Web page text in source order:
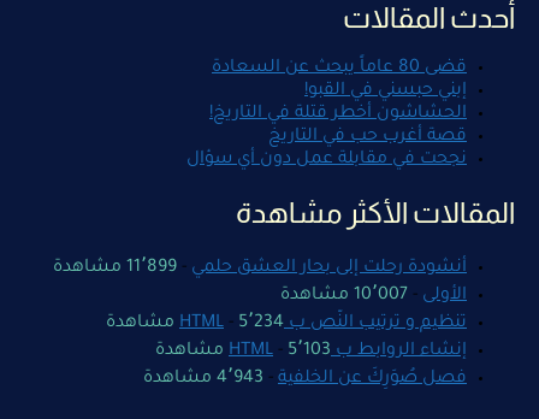
أحدث المقالات
قضى 80 عاماً يبحث عن السعادة
إبني حبسني في القبو!
الحشاشون أخطر قتلة في التاريخ!
قصة أغرب حب في التاريخ
نجحت في مقابلة عمل دون أي سؤال
المقالات الأكثر مشاهدة
أنشودة رحلت إلى بحار العشق حلمي - 11٬899 مشاهدة
الأولى - 10٬007 مشاهدة
تنظيم و ترتيب النّص ب HTML
- 5٬234 مشاهدة
إنشاء الروابط ب HTML
- 5٬103 مشاهدة
فصل صُوَرِكَ عن الخلفية - 4٬943 مشاهدة